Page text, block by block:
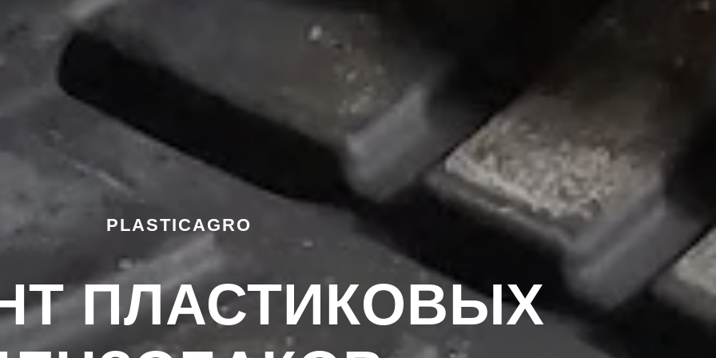
PLASTICAGRO
ПЛАСТИКОВЫХ